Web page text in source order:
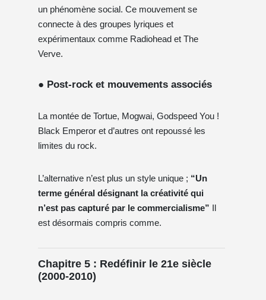
un phénomène social. Ce mouvement se
connecte à des groupes lyriques et
expérimentaux comme Radiohead et The
Verve.
● Post-rock et mouvements associés
La montée de Tortue, Mogwai, Godspeed You !
Black Emperor et d’autres ont repoussé les
limites du rock.
L’alternative n’est plus un style unique ; “Un ​​
terme général désignant la créativité qui
n’est pas capturé par le commercialisme” Il
est désormais compris comme.
Chapitre 5 : Redéfinir le 21e siècle
(2000-2010)